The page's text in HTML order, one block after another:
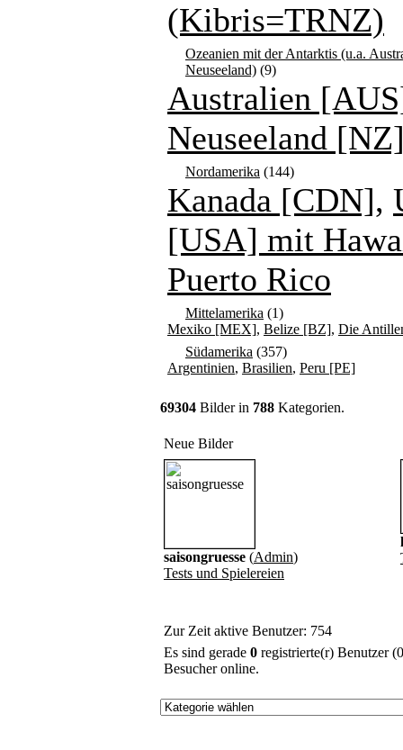
(Kibris=TRNZ)
Ozeanien mit der Antarktis (u.a.
Neuseeland) (9)
Australien
Neuseeland
Nordamerika (144)
Kanada [CDN],
[USA] mit
Puerto Rico
Mittelamerika (1)
Mexiko [MEX], Belize [BZ], Die
Südamerika (357)
Argentinien, Brasilien, Peru [PE]
69304 Bilder in 788 Kategorien.
Neue Bilder
saisongruesse (Admin)
Tests und Spielereien
Zur Zeit aktive Benutzer: 754
Es sind gerade 0 registrierte(r) Benutzer
Besucher online.